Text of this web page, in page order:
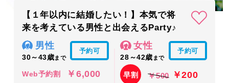
【１年以内に結婚したい！】本気で将
来を考えている男性と出会えるParty♪
男性
30～43歳まで
予約可
Web予約割 ￥6,000
女性
28～42歳 まで
予約可
早割 ￥500 ￥200